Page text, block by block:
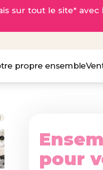
sur tout le site* avec
propre ensemble
pour